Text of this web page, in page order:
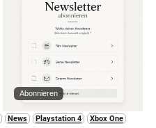
Abonnieren
News Playstation 4
Xbox One